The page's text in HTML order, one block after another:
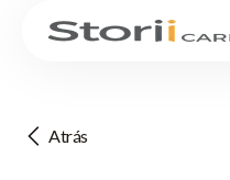
Atrás